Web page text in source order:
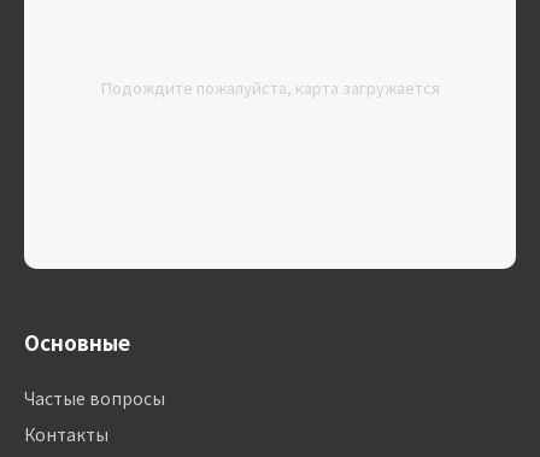
Подождите пожалуйста, карта загружается
Основные
Частые вопросы
Контакты